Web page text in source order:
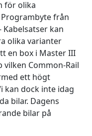
för olika
från
Kabelsatser kan
olika varianter
en box i Master III
vilken Common-Rail
ett högt
kan dock inte idag
bilar. Dagens
bilar på